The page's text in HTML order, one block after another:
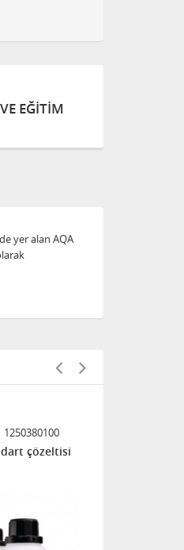
EĞITIM
yer alan AQA
1250380100
çözeltisi